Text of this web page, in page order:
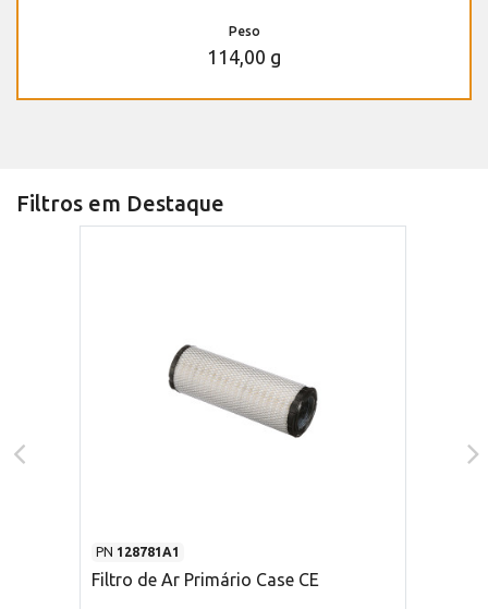
Peso
114,00 g
Filtros em Destaque
PN 128781A1
Filtro de Ar Primário Case CE